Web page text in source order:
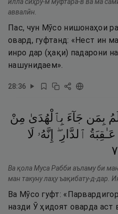
аввалӣн.
Пас, чун Мӯсо нишонаҳои
овард, гуфтанд: «Нест ин
инро дар (ҳақи) падарони
нашунидаем».
28:36
بِمَن جَآءَ بِٱلْهُدَىٰ مِنْ
عَـٰقِبَةُ ٱلدَّارِ ۖ إِنَّهُۥ لَا
Ва қола Муса Рабби аъламу би
ман такуну лаҳу ъақибату-д-дар.
Ва Мӯсо гуфт:
назди Ӯ ҳидоят оварда аст